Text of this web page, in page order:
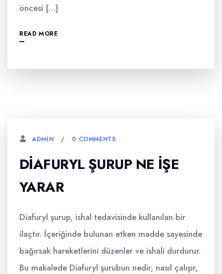
öncesi […]
READ MORE
ADMIN 0 COMMENTS
DIAFURYL ŞURUP NE İŞE
YARAR
Diafuryl şurup, ishal tedavisinde kullanılan bir
ilaçtır. İçeriğinde bulunan etken madde sayesinde
bağırsak hareketlerini düzenler ve ishali durdurur.
Bu makalede Diafuryl şurubun nedir, nasıl çalışır,